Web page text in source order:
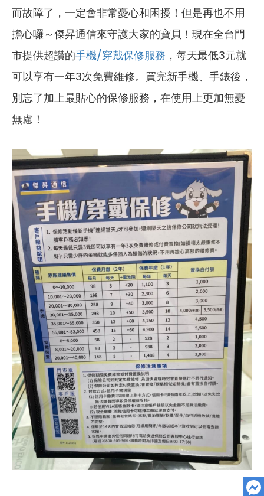
而故障了，一定會非常憂心和困擾！但是再也不用
擔心囉～傑昇通信來守護大家的寶貝！現在全台門
市提供超讚的手機/穿戴保修服務 ，每天最低3元就
可以享有一年3次免費維修。買完新手機、手錶後，
別忘了加上最貼心的保修服務，在使用上更加無憂
無慮！